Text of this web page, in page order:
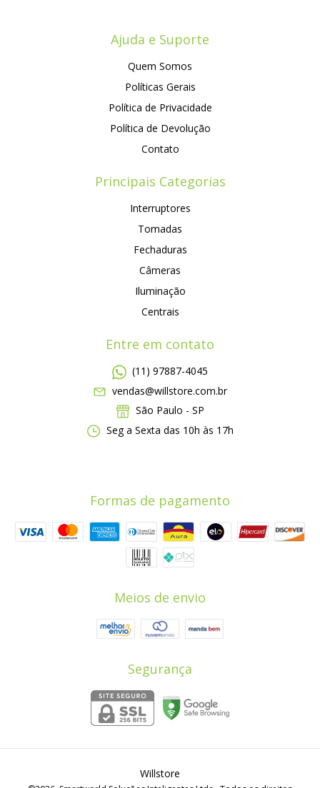
Ajuda e Suporte
Quem Somos
Políticas Gerais
Política de Privacidade
Política de Devolução
Contato
Principais Categorias
Interruptores
Tomadas
Fechaduras
Câmeras
Iluminação
Centrais
Entre em contato
(11) 97887-4045
vendas@willstore.com.br
São Paulo - SP
Seg a Sexta das 10h às 17h
Formas de pagamento
Meios de envio
Segurança
Willstore